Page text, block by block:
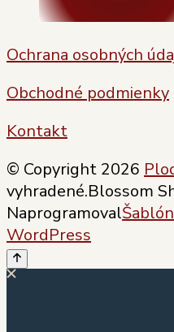
Ochrana osobných
Obchodné podmienky
Kontakt
© Copyright 2026
vyhradené.Blossom
Naprogramoval
WordPress